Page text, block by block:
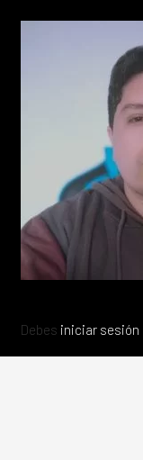
Debes iniciar sesión